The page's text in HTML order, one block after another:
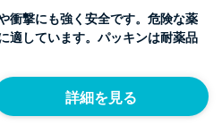
衝撃にも強く安全です。危険な薬
適しています。パッキンは耐薬品
詳細を見る